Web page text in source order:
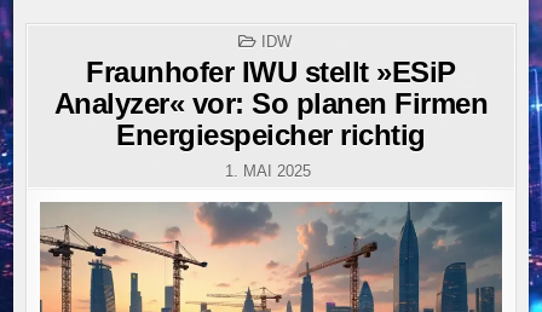
POSTED
IDW
Fraunhofer IWU stellt »ESiP
Analyzer« vor: So planen Firmen
Energiespeicher richtig
1. MAI 2025